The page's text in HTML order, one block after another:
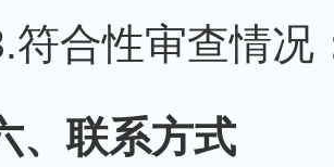
性审查情况
、联系方式